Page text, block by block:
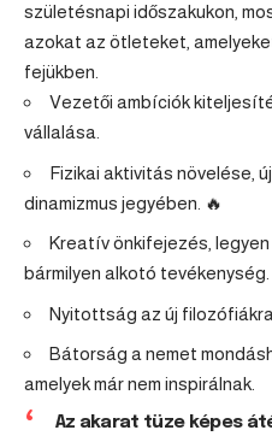
születésnapi időszakukon,
azokat az ötleteket,
fejükben.
Vezetői ambíciók
vállalása.
Fizikai aktivitás növelése,
dinamizmus jegyében. 🔥
Kreatív önkifejezés,
bármilyen alkotó tevékenység.
Nyitottság az új
Bátorság a nemet
amelyek már nem inspirálnak.
Az akarat tüze képes